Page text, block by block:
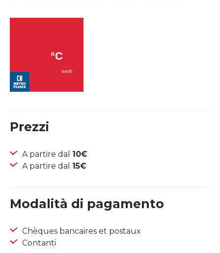
Prezzi
A partire dal 10€
A partire dal 15€
Modalità di pagamento
Chèques bancaires et postaux
Contanti